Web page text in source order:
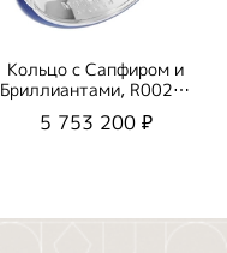
Кольцо с Сапфиром и
Бриллиантами, R0020-
21/1
5 753 200 ₽